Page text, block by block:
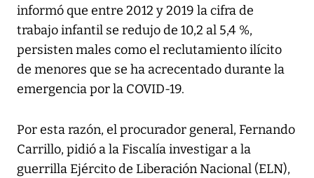
informó que entre 2012 y 2019 la cifra de
trabajo infantil se redujo de 10,2 al 5,4 %,
persisten males como el reclutamiento ilícito
de menores que se ha acrecentado durante la
emergencia por la COVID-19.
Por esta razón, el procurador general, Fernando
Carrillo, pidió a la Fiscalía investigar a la
guerrilla Ejército de Liberación Nacional (ELN),